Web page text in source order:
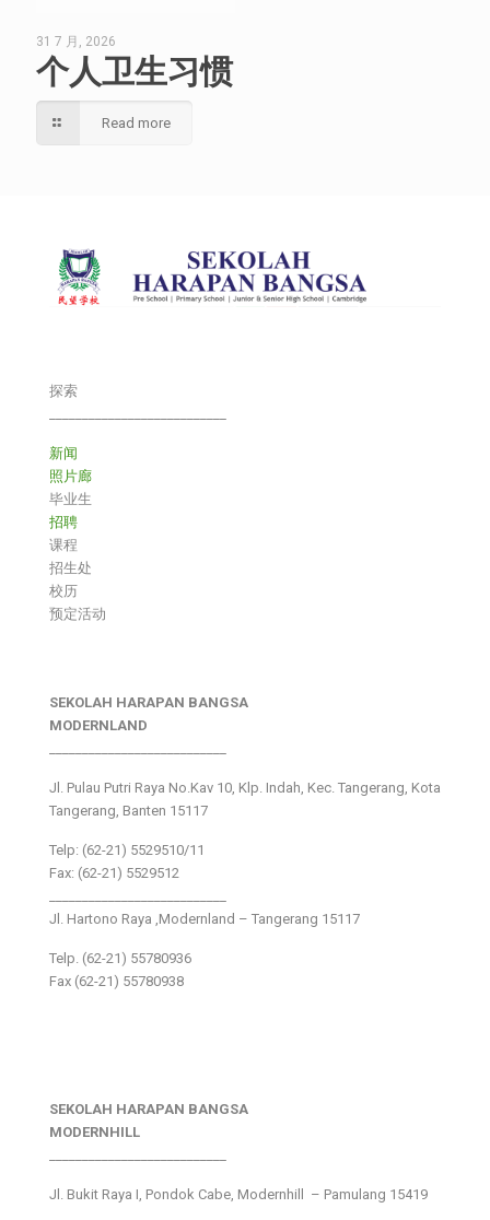
31 7 月, 2026
个人卫生习惯
Read more
探索
新闻
照片廊
毕业生
招聘
课程
招生处
校历
预定活动
SEKOLAH HARAPAN BANGSA
MODERNLAND
Jl. Pulau Putri Raya No.Kav 10, Klp. Indah, Kec. Tangerang, Kota
Tangerang, Banten 15117
Telp: (62-21) 5529510/11
Fax: (62-21) 5529512
Jl. Hartono Raya ,Modernland – Tangerang 15117
Telp. (62-21) 55780936
Fax (62-21) 55780938
SEKOLAH HARAPAN BANGSA
MODERNHILL
Jl. Bukit Raya I, Pondok Cabe, Modernhill – Pamulang 15419